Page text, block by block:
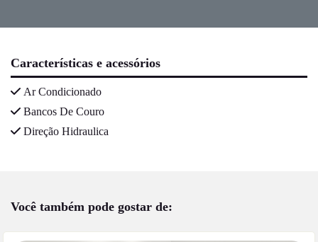
Características e acessórios
Ar Condicionado
Bancos De Couro
Direção Hidraulica
Você também pode gostar de: